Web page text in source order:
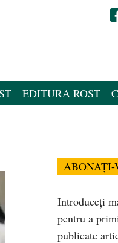
EDITURA ROST
ABONAȚI-
Introduceți
pentru a
publicate